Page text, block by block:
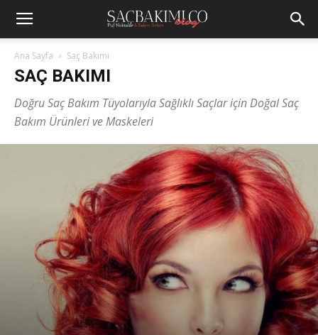
Ana Sayfa Saç Bakımı
SAÇ BAKIMI
Doğru Saç Bakım Tüyolarıyla Sağlıklı Saçlar için Doğal Saç
Bakım Ürünleri ve Maskeleri